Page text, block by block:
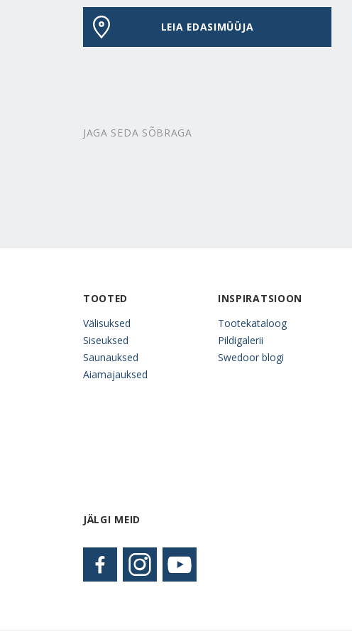
LEIA EDASIMÜÜJA
JAGA SEDA SÕBRAGA
TOOTED
Välisuksed
Siseuksed
Saunauksed
Aiamajauksed
INSPIRATSIOON
Tootekataloog
Pildigalerii
Swedoor blogi
JÄLGI MEID